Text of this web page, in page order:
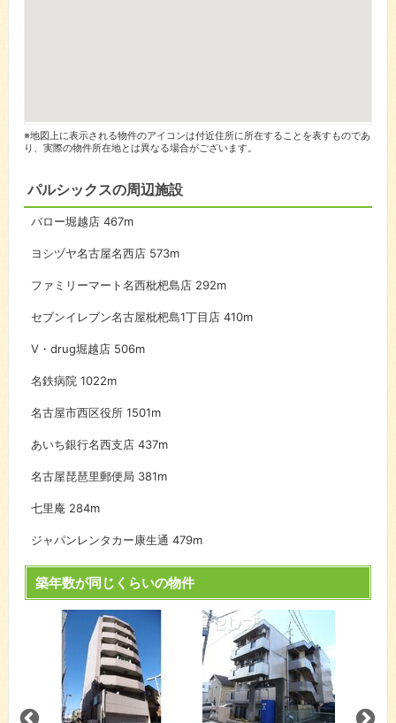
※地図上に表示される物件のアイコンは付近住所に所在することを表すものであ
り、実際の物件所在地とは異なる場合がございます。
パルシックスの周辺施設
バロー堀越店 467m
ヨシヅヤ名古屋名西店 573m
ファミリーマート名西枇杷島店 292m
セブンイレブン名古屋枇杷島1丁目店 410m
V・drug堀越店 506m
名鉄病院 1022m
名古屋市西区役所 1501m
あいち銀行名西支店 437m
名古屋琵琶里郵便局 381m
七里庵 284m
ジャパンレンタカー康生通 479m
築年数が同じくらいの物件